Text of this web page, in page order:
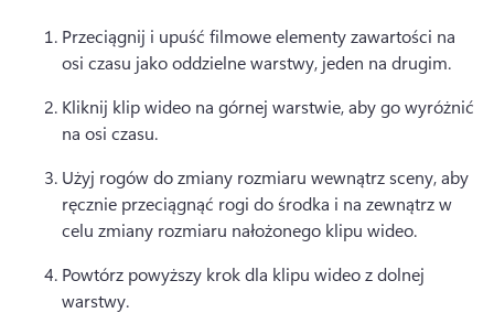
Przeciągnij i upuść filmowe elementy zawartości na
osi czasu jako oddzielne warstwy, jeden na drugim.
Kliknij klip wideo na górnej warstwie, aby go wyróżnić
na osi czasu.
Użyj rogów do zmiany rozmiaru wewnątrz sceny, aby
ręcznie przeciągnąć rogi do środka i na zewnątrz w
celu zmiany rozmiaru nałożonego klipu wideo.
Powtórz powyższy krok dla klipu wideo z dolnej
warstwy.